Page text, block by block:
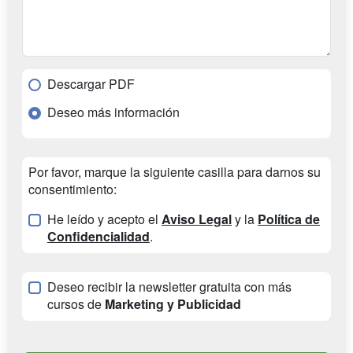
Descargar PDF
Deseo más información
Por favor, marque la siguiente casilla para darnos su
consentimiento:
He leído y acepto el Aviso Legaly la Política de
Confidencialidad.
Deseo recibir la newsletter gratuita con más
cursos de Marketing y Publicidad